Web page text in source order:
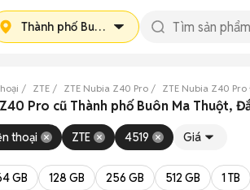
Thành phố Buôn Ma Thuột
ZTE ZTE Nubia Z40 Pro ZTE Nubia Z40 Pro
Pro cũ Thành phố Buôn Ma Thuột,
thoại ZTE 4519 Giá
GB 128 GB 256 GB 512 GB 1 TB